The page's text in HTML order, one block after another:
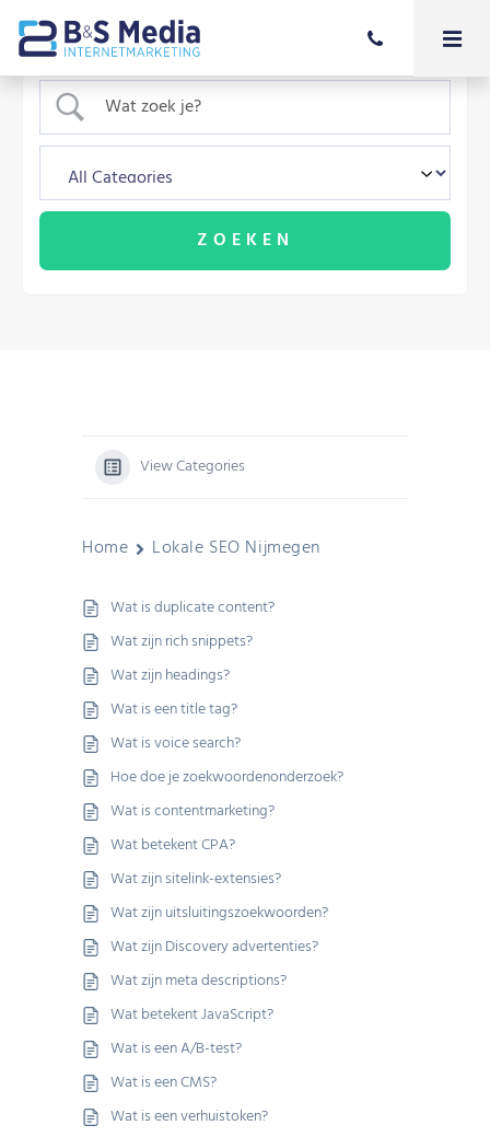
View Categories
Home Lokale SEO Nijmegen
Wat is duplicate content?
Wat zijn rich snippets?
Wat zijn headings?
Wat is een title tag?
Wat is voice search?
Hoe doe je zoekwoordenonderzoek?
Wat is contentmarketing?
Wat betekent CPA?
Wat zijn sitelink-extensies?
Wat zijn uitsluitingszoekwoorden?
Wat zijn Discovery advertenties?
Wat zijn meta descriptions?
Wat betekent JavaScript?
Wat is een A/B-test?
Wat is een CMS?
Wat is een verhuistoken?